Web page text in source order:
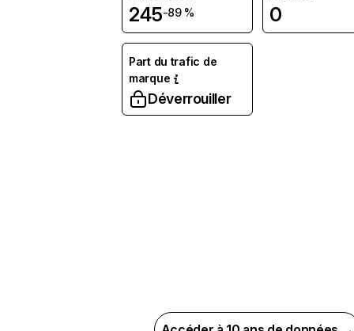
245-89 % 0
Part du trafic de
marque
Déverrouiller